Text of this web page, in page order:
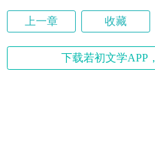
上一章 收藏
下载若初文学APP